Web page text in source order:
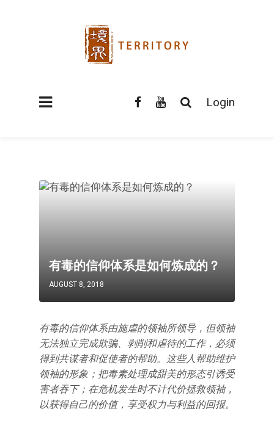
Login
有毒的信仰体系是如何炼成的？
AUGUST 8, 2018
有毒的信仰体系由施虐的领袖所领导，但领袖
无法独立完成欺骗、剥削和虐待的工作，必须
得到共谋者和促使者的帮助。这些人帮助维护
领袖的形象；把毒素处理成甜美的形态引诱受
害者吞下；在危机发生时不计代价拯救领袖，
以获得自己的价值，享受权力与利益的回报。